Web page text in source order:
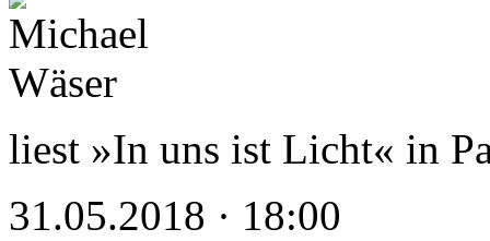
liest »In uns ist Licht« in
31.05.2018 · 18:00